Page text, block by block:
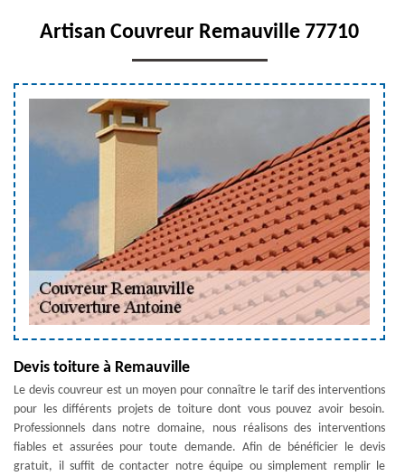
Artisan Couvreur Remauville 77710
Devis toiture à Remauville
Le devis couvreur est un moyen pour connaître le tarif des interventions
pour les différents projets de toiture dont vous pouvez avoir besoin.
Professionnels dans notre domaine, nous réalisons des interventions
fiables et assurées pour toute demande. Afin de bénéficier le devis
gratuit, il suffit de contacter notre équipe ou simplement remplir le